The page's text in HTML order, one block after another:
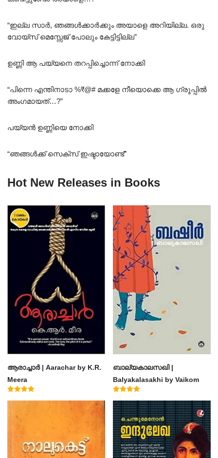
“ഇല്ല സാർ, ഞങ്ങൾക്കാർക്കും അയാളെ അറിയില്ല. ഒരു
വോയ്‌സ് മെസ്സേജ് പോലും കേട്ടിട്ടില്ല”
ഉണ്ണി ആ പയ്യനെ തറപ്പിച്ചൊന്ന് നോക്കി
“പിന്നെ എന്തിനാടാ %₹@# മക്കളേ നീയൊക്കെ ആ ഗ്രൂപ്പിൽ
അംഗമായത്…?”
പയ്യൻ ഉണ്ണിയെ നോക്കി
“ഞങ്ങൾക്ക് സെക്സ് ഇഷ്ടായോണ്ട്”
Hot New Releases in Books
ആരാച്ചാര്‍ | Aarachar by K.R.
Meera
ബാല്യകാലസഖി |
Balyakalasakhi by Vaikom
Muhammad Basheer
4.60
out of 5